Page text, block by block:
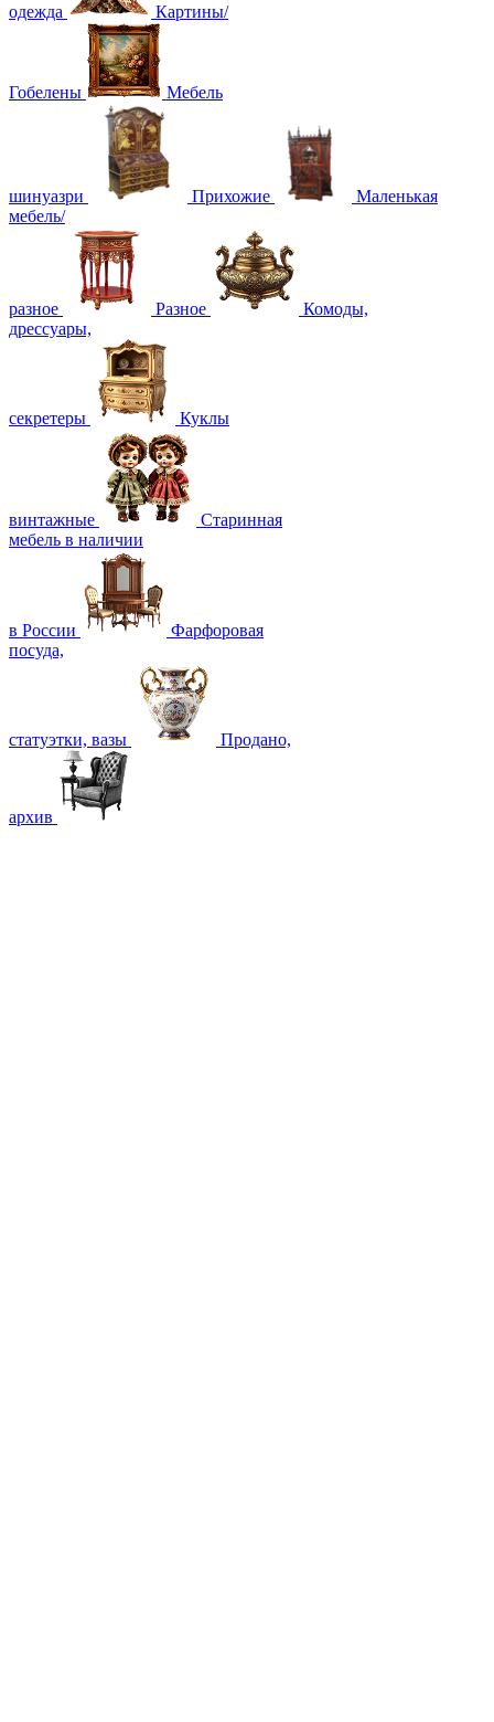
одежда Картины/
Гобелены Мебель
шинуазри Прихожие
Маленькая
мебель/
разное Разное
Комоды,
дрессуары,
секретеры Куклы
винтажные
Старинная
мебель в наличии
в России
Фарфоровая
посуда,
статуэтки, вазы Продано,
архив